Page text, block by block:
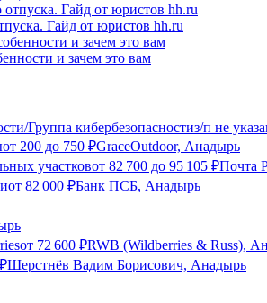
Гайд от юристов hh.ru
и зачем это вам
Группа кибербезопасностиз/п не
от 200 до 750 ₽GraceOutdoor, Анадырь
участковот 82 700 до 95 105 ₽Почта
от 82 000 ₽Банк ПСБ, Анадырь
от 72 600 ₽RWB (Wildberries & Russ),
₽Шерстнёв Вадим Борисович, Анадырь